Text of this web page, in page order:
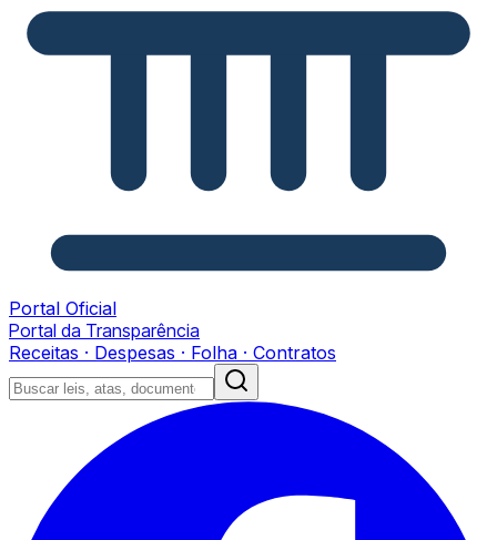
Portal Oficial
Portal da Transparência
Receitas · Despesas · Folha · Contratos